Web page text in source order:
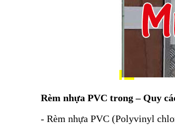
Rèm nhựa PVC trong – Quy
- Rèm nhựa PVC (Polyvinyl